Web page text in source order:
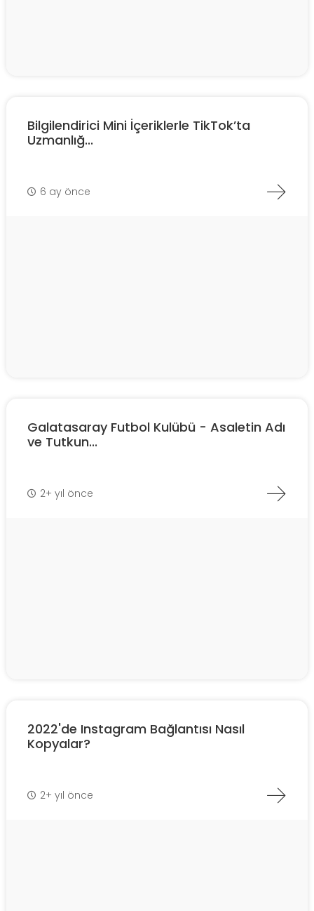
Bilgilendirici Mini İçeriklerle TikTok’ta
Uzmanlığ...
6 ay önce
Galatasaray Futbol Kulübü - Asaletin Adı
ve Tutkun...
2+ yıl önce
2022'de Instagram Bağlantısı Nasıl
Kopyalar?
2+ yıl önce